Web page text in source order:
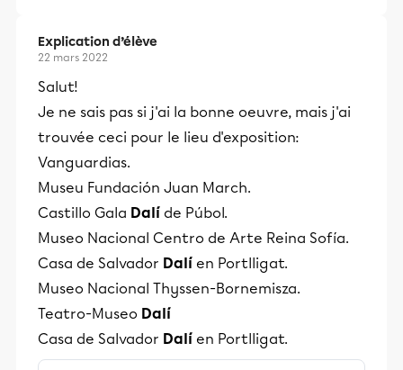
Explication d’élève
22 mars 2022
Salut!
Je ne sais pas si j'ai la bonne oeuvre, mais j'ai
trouvée ceci pour le lieu d'exposition:
Vanguardias.
Museu Fundación Juan March.
Castillo Gala Dalí de Púbol.
Museo Nacional Centro de Arte Reina Sofía.
Casa de Salvador Dalí en Portlligat.
Museo Nacional Thyssen-Bornemisza.
Teatro-Museo Dalí
Casa de Salvador Dalí en Portlligat.